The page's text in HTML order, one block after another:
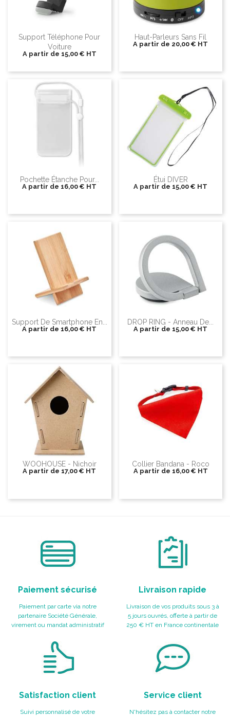
Support Téléphone Pour
Voiture
A partir de 15,00 € HT
Haut-Parleurs Sans Fil
A partir de 20,00 € HT
Pochette Étanche Pour...
A partir de 16,00 € HT
Étui DIVER
A partir de 15,00 € HT
Support De Smartphone En...
A partir de 16,00 € HT
DROP RING - Anneau De...
A partir de 15,00 € HT
WOOHOUSE - Nichoir
A partir de 17,00 € HT
Collier Bandana - Roco
A partir de 16,00 € HT
Paiement sécurisé
Paiement par carte via notre
partenaire Société Générale,
virement ou mandat administratif
Livraison rapide
Livraison de vos produits sous 3 à
5 jours ouvrés, offerte à partir de
250 € HT en France continentale
Satisfaction client
Suivi personnalisé de votre
Service client
N'hésitez pas à contacter notre